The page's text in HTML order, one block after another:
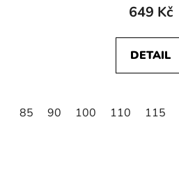
649 Kč
DETAIL
85 90 100 110 115